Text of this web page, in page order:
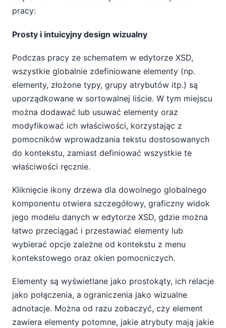
pracy:
Prosty i intuicyjny design wizualny
Podczas pracy ze schematem w edytorze XSD,
wszystkie globalnie zdefiniowane elementy (np.
elementy, złożone typy, grupy atrybutów itp.) są
uporządkowane w sortowalnej liście. W tym miejscu
można dodawać lub usuwać elementy oraz
modyfikować ich właściwości, korzystając z
pomocników wprowadzania tekstu dostosowanych
do kontekstu, zamiast definiować wszystkie te
właściwości ręcznie.
Kliknięcie ikony drzewa dla dowolnego globalnego
komponentu otwiera szczegółowy, graficzny widok
jego modelu danych w edytorze XSD, gdzie można
łatwo przeciągać i przestawiać elementy lub
wybierać opcje zależne od kontekstu z menu
kontekstowego oraz okien pomocniczych.
Elementy są wyświetlane jako prostokąty, ich relacje
jako połączenia, a ograniczenia jako wizualne
adnotacje. Można od razu zobaczyć, czy element
zawiera elementy potomne, jakie atrybuty mają jakie